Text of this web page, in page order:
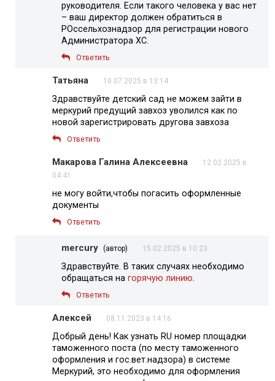
руководителя. Если такого человека у вас нет
– ваш директор должен обратиться в
РОссельхознадзор для регистрации нового
Администратора ХС.
Ответить
Татьяна 10.07.2025 в 13:14
Здравствуйте детский сад не можем зайти в
меркурий предущий завхоз уволился как по
новой зарегистрировать другова завхоза
Ответить
Макарова Галина Алексеевна
12.02.2025 в
04:41
не могу войти,чтобы погасить оформленные
документы
Ответить
mercury (автор) 15.02.2025 в 10:23
Здравствуйте. В таких случаях необходимо
обращаться на горячую линию.
Ответить
Алексей 08.11.2023 в 14:16
Добрый день! Как узнать RU номер площадки
таможенного поста (по месту таможенного
оформления и гос.вет.надзора) в системе
Меркурий, это необходимо для оформления